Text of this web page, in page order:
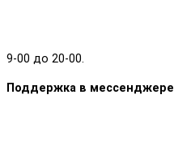
9-00 до 20-00.
Поддержка в мессенджере